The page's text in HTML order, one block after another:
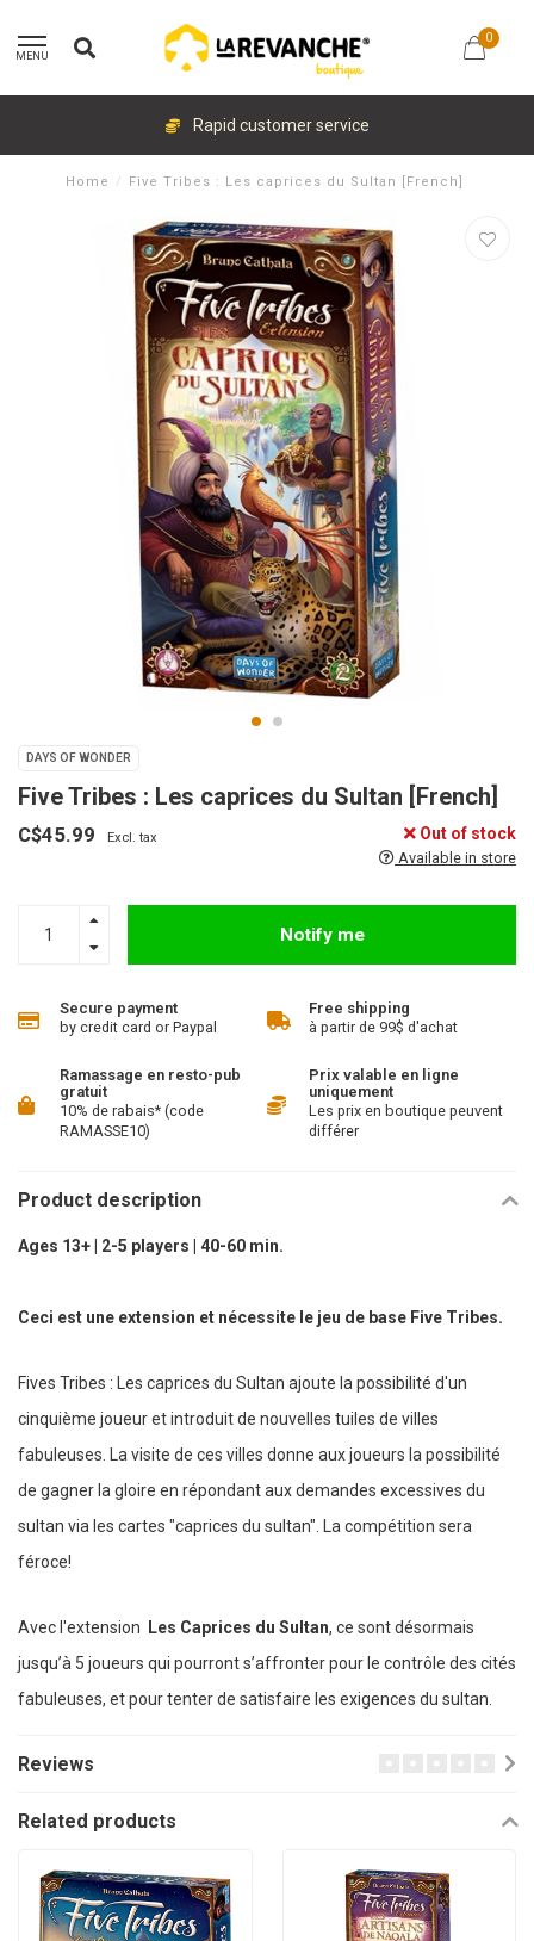
MENU
0
Rapid customer service
Home / Five Tribes : Les caprices du Sultan [French]
DAYS OF WONDER
Five Tribes : Les caprices du Sultan [French]
C$45.99 Excl. tax Out of stock
Available in store
Notify me
Secure payment
by credit card or Paypal
Free shipping
à partir de 99$ d'achat
Ramassage en resto-pub
gratuit
10% de rabais* (code
RAMASSE10)
Prix valable en ligne
uniquement
Les prix en boutique peuvent
différer
Product description
Ages 13+ | 2-5 players | 40-60 min.
Ceci est une extension et nécessite le jeu de base Five Tribes.
Fives Tribes : Les caprices du Sultan ajoute la possibilité d'un
cinquième joueur et introduit de nouvelles tuiles de villes
fabuleuses. La visite de ces villes donne aux joueurs la possibilité
de gagner la gloire en répondant aux demandes excessives du
sultan via les cartes "caprices du sultan". La compétition sera
féroce!
Avec l'extension Les Caprices du Sultan, ce sont désormais
jusqu’à 5 joueurs qui pourront s’affronter pour le contrôle des cités
fabuleuses, et pour tenter de satisfaire les exigences du sultan.
Reviews
Related products